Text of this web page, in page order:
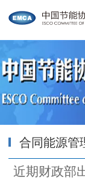
合同能源管
近期财政部